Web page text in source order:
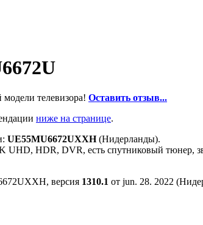
телевизора! Оставить отзыв...
ниже на странице.
UE55MU6672UXXH(Нидерланды).
UHD, HDR, DVR, есть спутниковый тюнер,
версия 1310.1 от jun. 28. 2022